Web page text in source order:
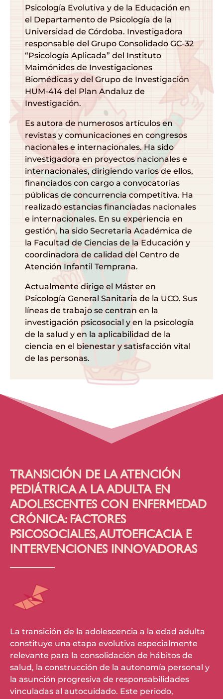
Psicología Evolutiva y de la Educación en
el Departamento de Psicología de la
Universidad de Córdoba. Investigadora
responsable del Grupo Consolidado GC-32
“Psicología Aplicada” del Instituto
Maimónides de Investigaciones
Biomédicas y del Grupo de Investigación
HUM-414 del Plan Andaluz de
Investigación.
Es autora de numerosos artículos en
revistas y comunicaciones en congresos
nacionales e internacionales. Ha sido
investigadora en proyectos nacionales e
internacionales, dirigiendo varios de ellos,
financiados con cargo a convocatorias
públicas de concurrencia competitiva. Ha
realizado estancias financiadas nacionales
e internacionales. En su experiencia en
gestión, ha sido Secretaria Académica de
la Facultad de Ciencias de la Educación y
coordinadora de calidad del Centro de
Atención Infantil Temprana.
Actualmente dirige el Máster en
Psicología General Sanitaria de la UCO. Sus
líneas de trabajo se centran en la
investigación psicosocial y en la psicología
de la salud y en la aplicabilidad de la
ciencia en el bienestar y satisfacción vital
de las personas.
TRANSICIÓN DE LA ATENCIÓN
PEDIÁTRICA A LA ADULTA EN
ADOLESCENTES CON ENFERMEDAD
CRÓNICA: FACTORES
PSICOSOCIALES, AUTOEFICACIA E
INTERVENCIONES INNOVADORAS
La transición de la adolescencia a la edad adulta
constituye una etapa evolutiva especialmente
relevante para la consolidación de hábitos de
salud, la construcción de la autonomía personal y
la asunción progresiva de responsabilidades
vinculadas al autocuidado. Este periodo,